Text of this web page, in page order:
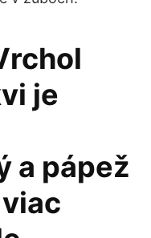
je
a pápež